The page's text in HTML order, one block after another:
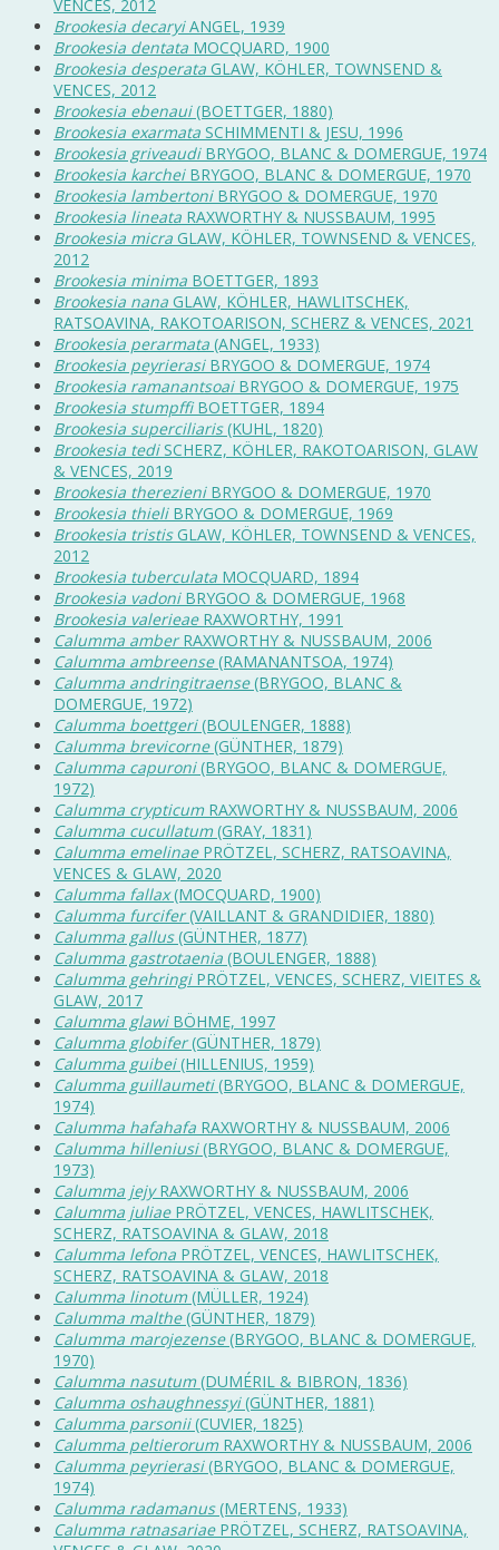
VENCES, 2012
Brookesia decaryiANGEL, 1939
Brookesia dentata MOCQUARD, 1900
Brookesia desperata GLAW, KÖHLER, TOWNSEND &
VENCES, 2012
Brookesia ebenaui(BOETTGER, 1880)
Brookesia exarmata SCHIMMENTI & JESU, 1996
Brookesia griveaudiBRYGOO, BLANC & DOMERGUE, 1974
Brookesia karcheiBRYGOO, BLANC & DOMERGUE, 1970
Brookesia lambertoniBRYGOO & DOMERGUE, 1970
Brookesia lineata RAXWORTHY & NUSSBAUM, 1995
Brookesia micra GLAW, KÖHLER, TOWNSEND & VENCES,
2012
Brookesia minima BOETTGER, 1893
Brookesia nana GLAW, KÖHLER, HAWLITSCHEK,
RATSOAVINA, RAKOTOARISON, SCHERZ & VENCES, 2021
Brookesia perarmata (ANGEL, 1933)
Brookesia peyrierasiBRYGOO & DOMERGUE, 1974
Brookesia ramanantsoaiBRYGOO & DOMERGUE, 1975
Brookesia stumpffiBOETTGER, 1894
Brookesia superciliaris(KUHL, 1820)
Brookesia tediSCHERZ, KÖHLER, RAKOTOARISON, GLAW
& VENCES, 2019
Brookesia therezieniBRYGOO & DOMERGUE, 1970
Brookesia thieliBRYGOO & DOMERGUE, 1969
Brookesia tristisGLAW, KÖHLER, TOWNSEND & VENCES,
2012
Brookesia tuberculata MOCQUARD, 1894
Brookesia vadoniBRYGOO & DOMERGUE, 1968
Brookesia valerieaeRAXWORTHY, 1991
Calumma amberRAXWORTHY & NUSSBAUM, 2006
Calumma ambreense(RAMANANTSOA, 1974)
Calumma andringitraense(BRYGOO, BLANC &
DOMERGUE, 1972)
Calumma boettgeri(BOULENGER, 1888)
Calumma brevicorne(GÜNTHER, 1879)
Calumma capuroni(BRYGOO, BLANC & DOMERGUE,
1972)
Calumma crypticumRAXWORTHY & NUSSBAUM, 2006
Calumma cucullatum(GRAY, 1831)
Calumma emelinaePRÖTZEL, SCHERZ, RATSOAVINA,
VENCES & GLAW, 2020
Calumma fallax(MOCQUARD, 1900)
Calumma furcifer(VAILLANT & GRANDIDIER, 1880)
Calumma gallus(GÜNTHER, 1877)
Calumma gastrotaenia (BOULENGER, 1888)
Calumma gehringiPRÖTZEL, VENCES, SCHERZ, VIEITES &
GLAW, 2017
Calumma glawiBÖHME, 1997
Calumma globifer(GÜNTHER, 1879)
Calumma guibei(HILLENIUS, 1959)
Calumma guillaumeti(BRYGOO, BLANC & DOMERGUE,
1974)
Calumma hafahafa RAXWORTHY & NUSSBAUM, 2006
Calumma hilleniusi(BRYGOO, BLANC & DOMERGUE,
1973)
Calumma jejyRAXWORTHY & NUSSBAUM, 2006
Calumma juliaePRÖTZEL, VENCES, HAWLITSCHEK,
SCHERZ, RATSOAVINA & GLAW, 2018
Calumma lefona PRÖTZEL, VENCES, HAWLITSCHEK,
SCHERZ, RATSOAVINA & GLAW, 2018
Calumma linotum(MÜLLER, 1924)
Calumma malthe(GÜNTHER, 1879)
Calumma marojezense(BRYGOO, BLANC & DOMERGUE,
1970)
Calumma nasutum(DUMÉRIL & BIBRON, 1836)
Calumma oshaughnessyi(GÜNTHER, 1881)
Calumma parsonii(CUVIER, 1825)
Calumma peltierorumRAXWORTHY & NUSSBAUM, 2006
Calumma peyrierasi(BRYGOO, BLANC & DOMERGUE,
1974)
Calumma radamanus(MERTENS, 1933)
Calumma ratnasariaePRÖTZEL, SCHERZ, RATSOAVINA,